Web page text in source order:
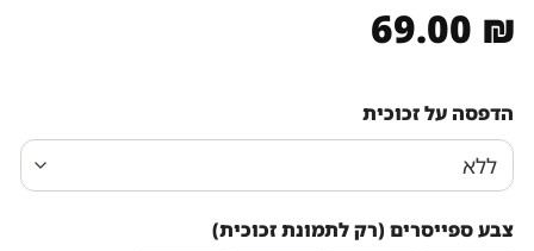
69.00 ₪
הדפסה על זכוכית
צבע ספייסרים (רק לתמונת זכוכית)